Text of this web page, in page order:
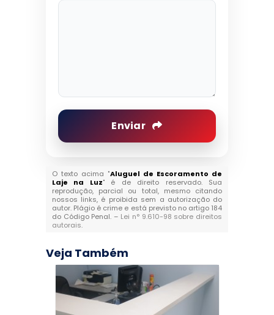
Enviar
O texto acima "Aluguel de Escoramento de
Laje na Luz" é de direito reservado. Sua
reprodução, parcial ou total, mesmo citando
nossos links, é proibida sem a autorização do
autor. Plágio é crime e está previsto no artigo 184
do Código Penal. – Lei n° 9.610-98 sobre direitos
autorais.
Veja Também